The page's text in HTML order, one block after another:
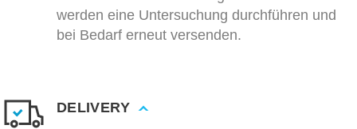
werden eine Untersuchung durchführen und
bei Bedarf erneut versenden.
DELIVERY